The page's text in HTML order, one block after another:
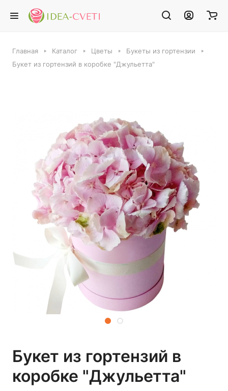
Главная Каталог Цветы
Букеты из гортензии
Букет из гортензий в коробке "Джульетта"
Букет из гортензий в
коробке "Джульетта"